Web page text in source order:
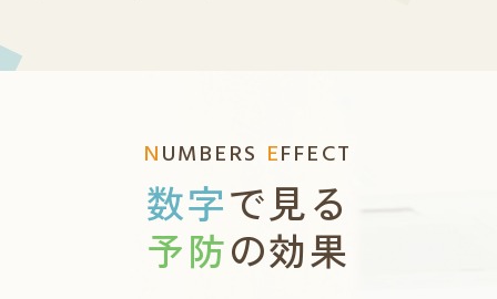
NUMBERS EFFECT
数字で見る
予防の効果